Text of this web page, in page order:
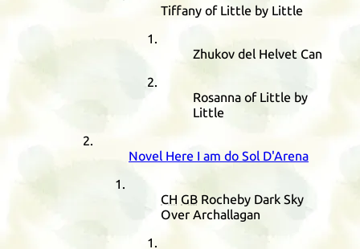
Tiffany of Little by Little
Zhukov del Helvet Can
Rosanna of Little by
Little
Novel Here I am do Sol D'Arena
CH GB Rocheby Dark Sky
Over Archallagan